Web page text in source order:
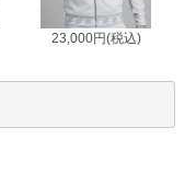
23,000円(税込)